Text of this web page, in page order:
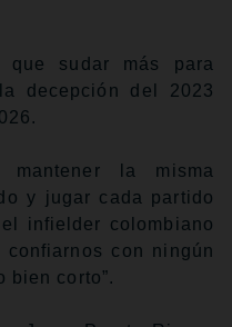
que sudar más para
decepción del 2023
mantener la misma
y jugar cada partido
infielder colombiano
confiarnos con ningún
bien corto”.